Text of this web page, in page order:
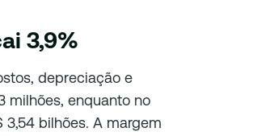
3,9%
depreciação e
milhões, enquanto no
3,54 bilhões. A margem